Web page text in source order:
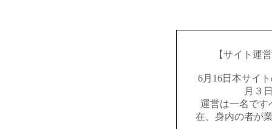
【サイト運
6月16日本サイ
月３
運営は一名です
在、身内の者が